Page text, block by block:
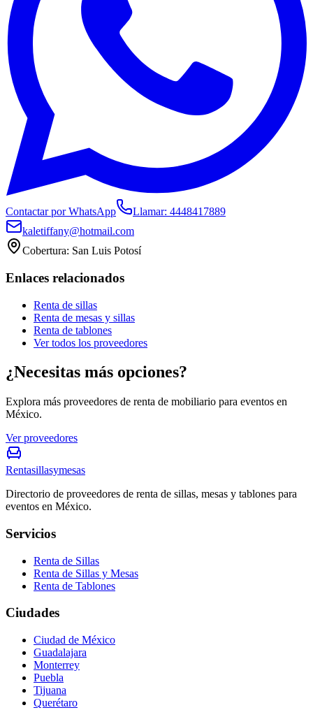
Contactar por WhatsApp Llamar: 4448417889
kaletiffany@hotmail.com
Cobertura: San Luis Potosí
Enlaces relacionados
Renta de sillas
Renta de mesas y sillas
Renta de tablones
Ver todos los proveedores
¿Necesitas más opciones?
Explora más proveedores de renta de mobiliario para eventos en
México.
Ver proveedores
Rentasillasymesas
Directorio de proveedores de renta de sillas, mesas y tablones para
eventos en México.
Servicios
Renta de Sillas
Renta de Sillas y Mesas
Renta de Tablones
Ciudades
Ciudad de México
Guadalajara
Monterrey
Puebla
Tijuana
Querétaro